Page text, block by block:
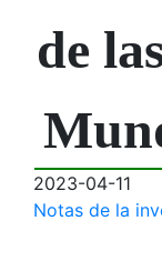
de
2023-04-11
Notas de la